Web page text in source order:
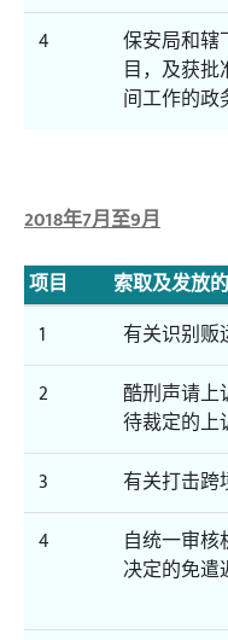
4
保安局和辖
目，及获批
间工作的政
2018年7月至9月
项目
索取及发放
1
有关识别贩
2
酷刑声请上
待裁定的上
3
有关打击跨
4
自统一审
决定的免遣